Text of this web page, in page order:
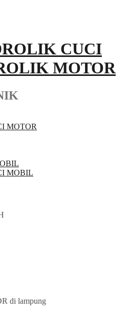
CUCI
MOTOR
MOTOR
MOBIL